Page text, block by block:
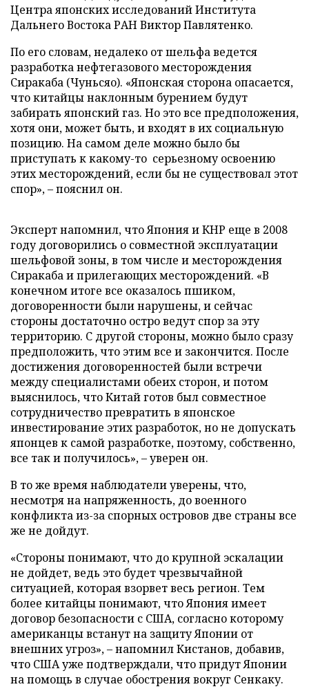
Центра японских исследований Института
Дальнего Востока РАН Виктор Павлятенко.
По его словам, недалеко от шельфа ведется
разработка нефтегазового месторождения
Сиракаба (Чуньсяо). «Японская сторона опасается,
что китайцы наклонным бурением будут
забирать японский газ. Но это все предположения,
хотя они, может быть, и входят в их социальную
позицию. На самом деле можно было бы
приступать к какому-то серьезному освоению
этих месторождений, если бы не существовал этот
спор», – пояснил он.
Эксперт напомнил, что Япония и КНР еще в 2008
году договорились о совместной эксплуатации
шельфовой зоны, в том числе и месторождения
Сиракаба и прилегающих месторождений. «В
конечном итоге все оказалось пшиком,
договоренности были нарушены, и сейчас
стороны достаточно остро ведут спор за эту
территорию. С другой стороны, можно было сразу
предположить, что этим все и закончится. После
достижения договоренностей были встречи
между специалистами обеих сторон, и потом
выяснилось, что Китай готов был совместное
сотрудничество превратить в японское
инвестирование этих разработок, но не допускать
японцев к самой разработке, поэтому, собственно,
все так и получилось», – уверен он.
В то же время наблюдатели уверены, что,
несмотря на напряженность, до военного
конфликта из-за спорных островов две страны все
же не дойдут.
«Стороны понимают, что до крупной эскалации
не дойдет, ведь это будет чрезвычайной
ситуацией, которая взорвет весь регион. Тем
более китайцы понимают, что Япония имеет
договор безопасности с США, согласно которому
американцы встанут на защиту Японии от
внешних угроз», – напомнил Кистанов, добавив,
что США уже подтверждали, что придут Японии
на помощь в случае обострения вокруг Сенкаку.